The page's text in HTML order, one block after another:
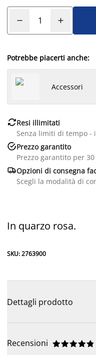
Potrebbe piacerti anche:
Accessori
Resi illimitati
Senza limiti di tempo -
Prezzo garantito
Prezzo garantito per
Opzioni di consegna
Scegli la modalità di
In quarzo rosa.
SKU: 2763900
Dettagli prodotto
Recensioni 




